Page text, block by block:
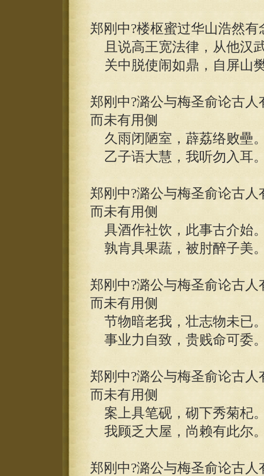
郑刚中?楼枢蜜过华山浩然
且说高王宽法律，从他汉
关中脱使闹如鼎，自屏山
郑刚中?潞公与梅圣俞论古
而未有用侧
久雨闭陋室，薜荔络败壘
乙子语大慧，我听勿入耳
郑刚中?潞公与梅圣俞论古
而未有用侧
具酒作社饮，此事古介始
孰肯具果蔬，被肘醉子美
郑刚中?潞公与梅圣俞论古
而未有用侧
节物暗老我，壮志物未已
事业力自致，贵贱命可委
郑刚中?潞公与梅圣俞论古
而未有用侧
案上具笔砚，砌下秀菊杞
我顾乏大屋，尚赖有此尔
郑刚中?潞公与梅圣俞论古